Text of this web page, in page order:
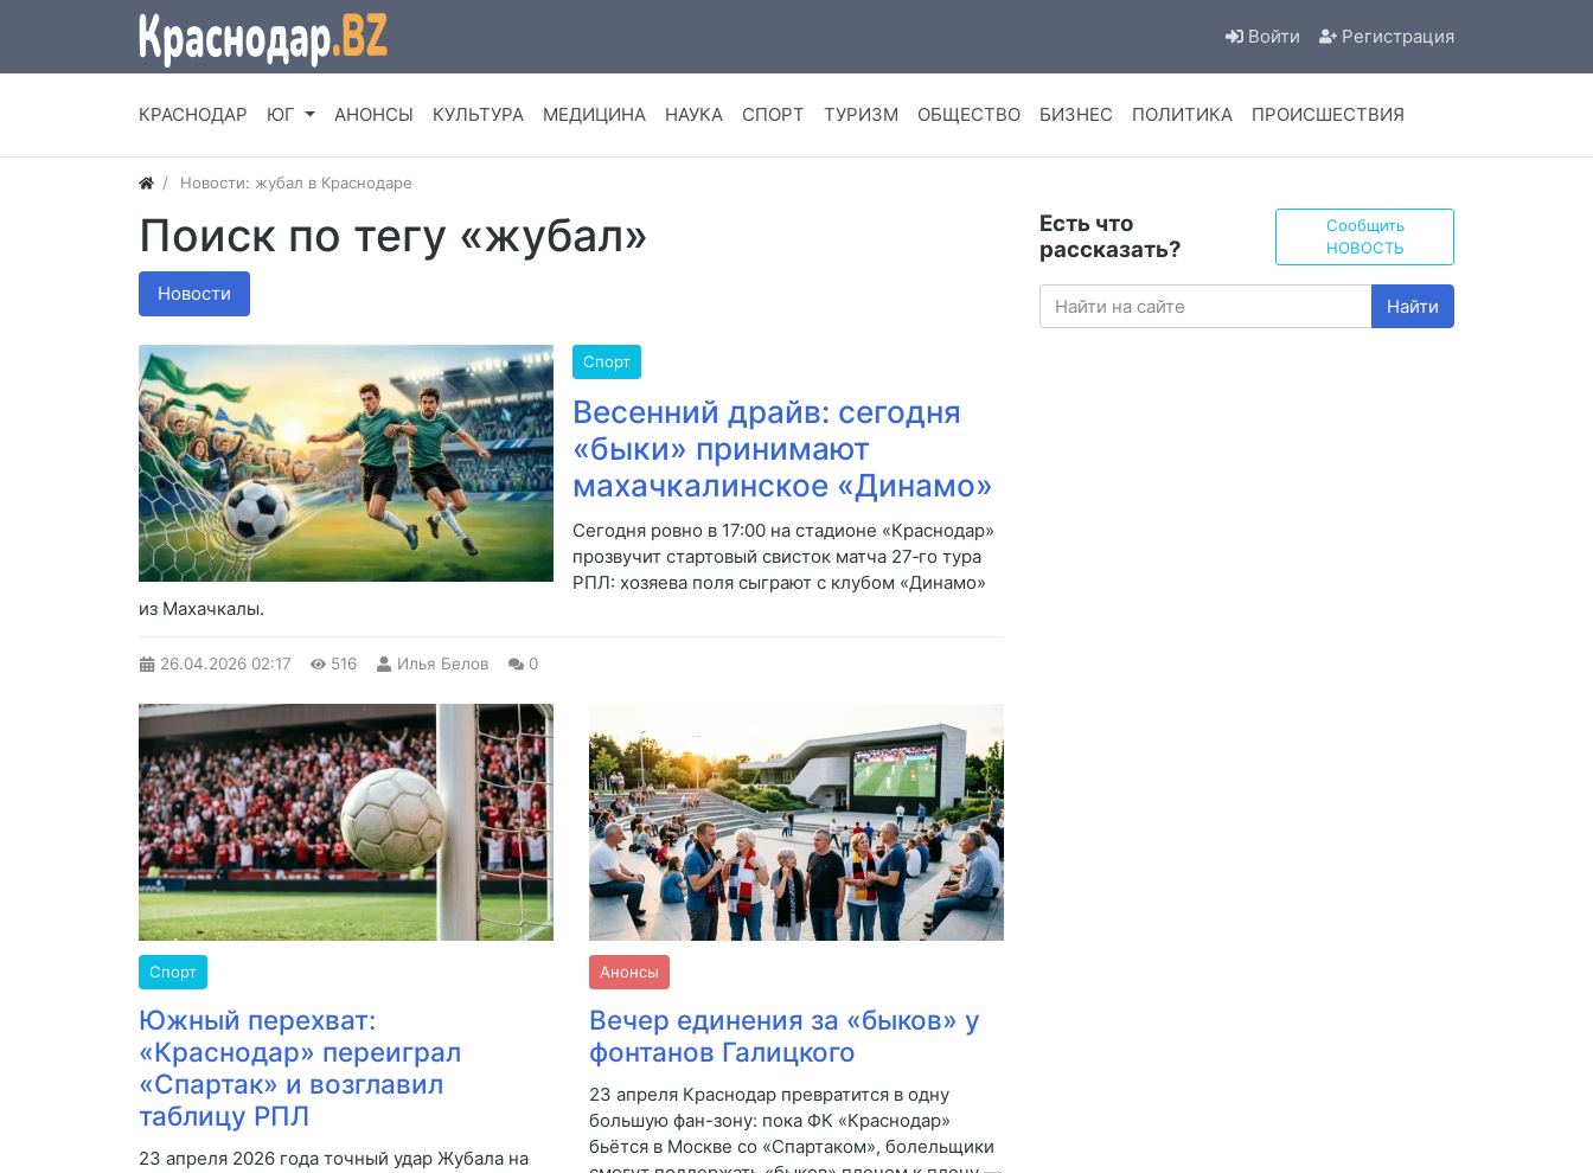
Войти Регистрация
КРАСНОДАР ЮГ АНОНСЫ КУЛЬТУРА МЕДИЦИНА НАУКА СПОРТ ТУРИЗМ ОБЩЕСТВО БИЗНЕС ПОЛИТИКА ПРОИСШЕСТВИЯ
Новости: жубал в Краснодаре
Поиск по тегу «жубал»
Новости
Спорт
Весенний драйв: сегодня
«быки» принимают
махачкалинское «Динамо»
Сегодня ровно в 17:00 на стадионе «Краснодар»
прозвучит стартовый свисток матча 27‑го тура
РПЛ: хозяева поля сыграют с клубом «Динамо»
из Махачкалы.
26.04.2026 02:17 516 Илья Белов 0
Спорт
Южный перехват:
«Краснодар» переиграл
«Спартак» и возглавил
таблицу РПЛ
23 апреля 2026 года точный удар Жубала на
Анонсы
Вечер единения за «быков» у
фонтанов Галицкого
23 апреля Краснодар превратится в одну
большую фан-зону: пока ФК «Краснодар»
бьётся в Москве со «Спартаком», болельщики
Есть что
рассказать?
Сообщить
НОВОСТЬ
Найти